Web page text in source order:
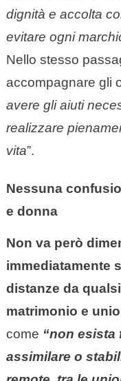
dignità e accolta
evitare ogni
Nello stesso
accompagnare gli
avere gli aiuti
realizzare
vita”.
Nessuna
e donna
Non va però
immediatamente
distanze da
matrimonio e
come “non esista
assimilare o